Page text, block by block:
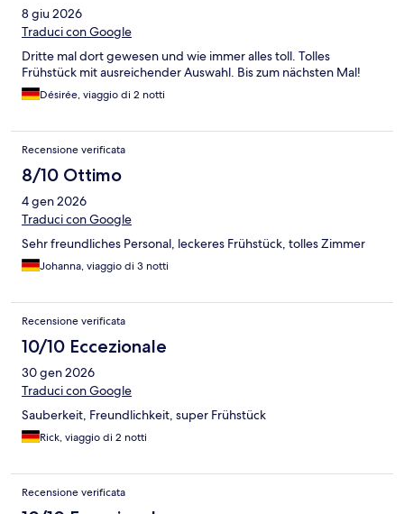
8 giu 2026
Traduci con Google
Dritte mal dort gewesen und wie immer alles toll. Tolles
Frühstück mit ausreichender Auswahl. Bis zum nächsten Mal!
Désirée, viaggio di 2 notti
Recensione verificata
8/10 Ottimo
4 gen 2026
Traduci con Google
Sehr freundliches Personal, leckeres Frühstück, tolles Zimmer
Johanna, viaggio di 3 notti
Recensione verificata
10/10 Eccezionale
30 gen 2026
Traduci con Google
Sauberkeit, Freundlichkeit, super Frühstück
Rick, viaggio di 2 notti
Recensione verificata